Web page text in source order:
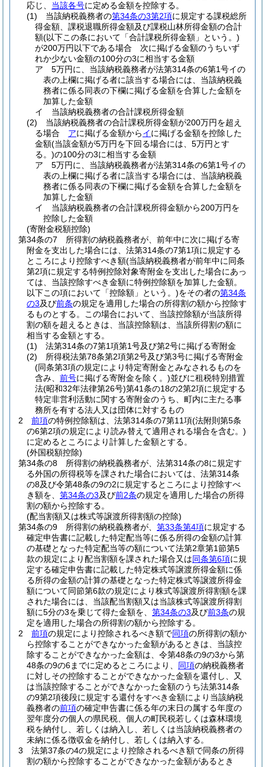
応じ、 当該各号に定める金額を控除する。
(1)
当該納税義務者の第34条の3第2項に規定する課税総所
得金額、課税退職所得金額及び課税山林所得金額の合計
額(以下この条において「合計課税所得金額」という。)
が200万円以下である場合 次に掲げる金額のうちいず
れか少ない金額の100分の3に相当する金額
ア
5万円に、当該納税義務者が法第314条の6第1号イの
表の上欄に掲げる者に該当する場合には、当該納税義
務者に係る同表の下欄に掲げる金額を合算した金額を
加算した金額
イ
当該納税義務者の合計課税所得金額
(2)
当該納税義務者の合計課税所得金額が200万円を超え
る場合 アに掲げる金額からイに掲げる金額を控除した
金額(当該金額が5万円を下回る場合には、5万円とす
る。)の100分の3に相当する金額
ア
5万円に、当該納税義務者が法第314条の6第1号イの
表の上欄に掲げる者に該当する場合には、当該納税義
務者に係る同表の下欄に掲げる金額を合算した金額を
加算した金額
イ
当該納税義務者の合計課税所得金額から200万円を
控除した金額
(寄附金税額控除)
第34条の7
所得割の納税義務者が、前年中に次に掲げる寄
附金を支出した場合には、法第314条の7第1項に規定する
ところにより控除すべき額(当該納税義務者が前年中に同条
第2項に規定する特例控除対象寄附金を支出した場合にあっ
ては、当該控除すべき金額に特例控除額を加算した金額。
以下この項において「控除額」という。)をその者の第34条
の3及び前条の規定を適用した場合の所得割の額から控除す
るものとする。
この場合において、当該控除額が当該所得
割の額を超えるときは、当該控除額は、当該所得割の額に
相当する金額とする。
(1)
法第314条の7第1項第1号及び第2号に掲げる寄附金
(2)
所得税法第78条第2項第2号及び第3号に掲げる寄附金
(同条第3項の規定により特定寄附金とみなされるものを
含み、 前号に掲げる寄附金を除く。)並びに租税特別措置
法(昭和32年法律第26号)第41条の18の2第2項に規定する
特定非営利活動に関する寄附金のうち、町内に主たる事
務所を有する法人又は団体に対するもの
2
前項の特例控除額は、法第314条の7第11項(法附則第5条
の6第2項の規定により読み替えて適用される場合を含む。)
に定めるところにより計算した金額とする。
(外国税額控除)
第34条の8
所得割の納税義務者が、法第314条の8に規定す
る外国の所得税等を課された場合においては、法第314条
の8及び令第48条の9の2に規定するところにより控除すべ
き額を、 第34条の3及び前2条の規定を適用した場合の所得
割の額から控除する。
(配当割額又は株式等譲渡所得割額の控除)
第34条の9
所得割の納税義務者が、 第33条第4項に規定する
確定申告書に記載した特定配当等に係る所得の金額の計算
の基礎となった特定配当等の額について法第2章第1節第5
款の規定により配当割額を課された場合又は同条第6項に規
定する確定申告書に記載した特定株式等譲渡所得金額に係
る所得の金額の計算の基礎となった特定株式等譲渡所得金
額について同節第6款の規定により株式等譲渡所得割額を課
された場合には、当該配当割額又は当該株式等譲渡所得割
額に5分の3を乗じて得た金額を、 第34条の3及び前3条の規
定を適用した場合の所得割の額から控除する。
2
前項の規定により控除されるべき額で同項の所得割の額か
ら控除することができなかった金額があるときは、当該控
除することができなかった金額は、令第48条の9の3から第
48条の9の6までに定めるところにより、 同項の納税義務者
に対しその控除することができなかった金額を還付し、又
は当該控除することができなかった金額のうち法第314条
の9第2項後段に規定する還付をすべき金額により当該納税
義務者の前項の確定申告書に係る年の末日の属する年度の
翌年度分の個人の県民税、個人の町民税若しくは森林環境
税を納付し、若しくは納入し、若しくは当該納税義務者の
未納に係る徴収金を納付し、若しくは納入する。
3
法第37条の4の規定により控除されるべき額で同条の所得
割の額から控除することができなかった金額があるとき